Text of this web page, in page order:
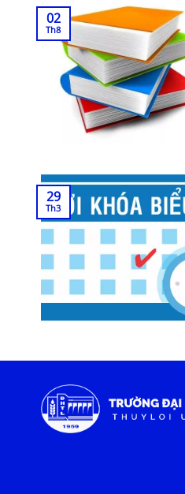
02
Th8
29
Th3